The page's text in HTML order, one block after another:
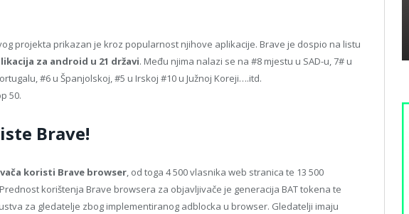
projekta prikazan je kroz popularnost njihove aplikacije. Brave je dospio na listu
za android u 21 državi. Među njima nalazi se na #8 mjestu u SAD-u, 7# u
#6 u Španjolskoj, #5 u Irskoj #10 u Južnoj Koreji….itd.
50.
Brave!
koristi Brave browser, od toga 4 500 vlasnika web stranica te 13 500
korištenja Brave browsera za objavljivače je generacija BAT tokena te
za gledatelje zbog implementiranog adblocka u browser. Gledatelji imaju